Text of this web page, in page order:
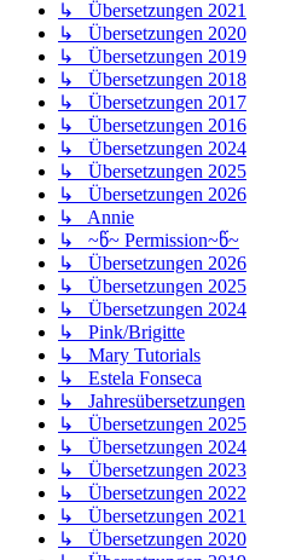
↳ Übersetzungen 2021
↳ Übersetzungen 2020
↳ Übersetzungen 2019
↳ Übersetzungen 2018
↳ Übersetzungen 2017
↳ Übersetzungen 2016
↳ Übersetzungen 2024
↳ Übersetzungen 2025
↳ Übersetzungen 2026
↳ Annie
↳ ~წ~ Permission~წ~
↳ Übersetzungen 2026
↳ Übersetzungen 2025
↳ Übersetzungen 2024
↳ Pink/Brigitte
↳ Mary Tutorials
↳ Estela Fonseca
↳ Jahresübersetzungen
↳ Übersetzungen 2025
↳ Übersetzungen 2024
↳ Übersetzungen 2023
↳ Übersetzungen 2022
↳ Übersetzungen 2021
↳ Übersetzungen 2020